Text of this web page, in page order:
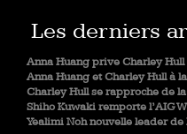
Les derniers
Anna Huang prive Charley
Anna Huang et Charley Hull à
Charley Hull se rapproche de
Shiho Kuwaki remporte l’AIG
Yealimi Noh nouvelle leader de